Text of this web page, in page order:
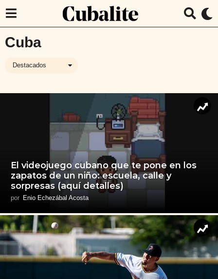
Cuba
Destacados
El videojuego cubano que te pone en los
zapatos de un niño: escuela, calle y
sorpresas (aquí detalles)
por Enio Echezábal Acosta